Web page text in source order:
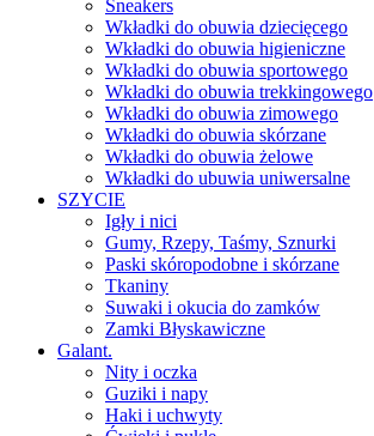
Sneakers
Wkładki do obuwia dziecięcego
Wkładki do obuwia higieniczne
Wkładki do obuwia sportowego
Wkładki do obuwia trekkingowego
Wkładki do obuwia zimowego
Wkładki do obuwia skórzane
Wkładki do obuwia żelowe
Wkładki do ubuwia uniwersalne
SZYCIE
Igły i nici
Gumy, Rzepy, Taśmy, Sznurki
Paski skóropodobne i skórzane
Tkaniny
Suwaki i okucia do zamków
Zamki Błyskawiczne
Galant.
Nity i oczka
Guziki i napy
Haki i uchwyty